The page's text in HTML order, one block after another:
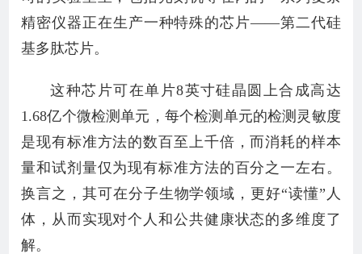
精密仪器正在生产一种特殊的芯片——第二代硅
基多肽芯片。
这种芯片可在单片8英寸硅晶圆上合成高达
1.68亿个微检测单元，每个检测单元的检测灵敏度
是现有标准方法的数百至上千倍，而消耗的样本
量和试剂量仅为现有标准方法的百分之一左右。
换言之，其可在分子生物学领域，更好“读懂”人
体，从而实现对个人和公共健康状态的多维度了
解。